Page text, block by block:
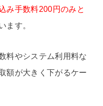
み手数料200円のみと
ます。
料やシステム利用料な
額が大きく下がるケー